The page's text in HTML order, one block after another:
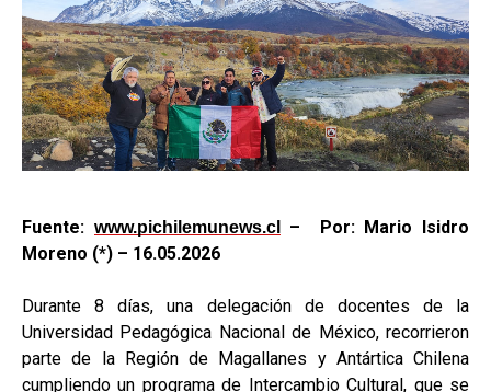
Fuente: www.pichilemunews.cl
– Por: Mario Isidro
Moreno (*) – 16.05.2026
Durante 8 días, una delegación de docentes de la
Universidad Pedagógica Nacional de México, recorrieron
parte de la Región de Magallanes y Antártica Chilena
cumpliendo un programa de Intercambio Cultural, que se